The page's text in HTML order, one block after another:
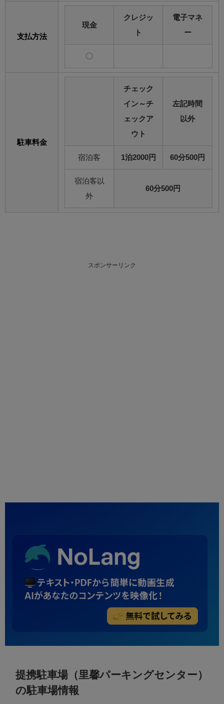
支払方法
現金
クレジッ
ト
電子マネ
ー
〇
駐車料金
チェック
イン～チ
ェックア
ウト
左記時間
以外
宿泊客 1泊2000円 60分500円
宿泊客以
外
60分500円
スポンサーリンク
提携駐車場（里馨パーキングセンター）
の駐車場情報